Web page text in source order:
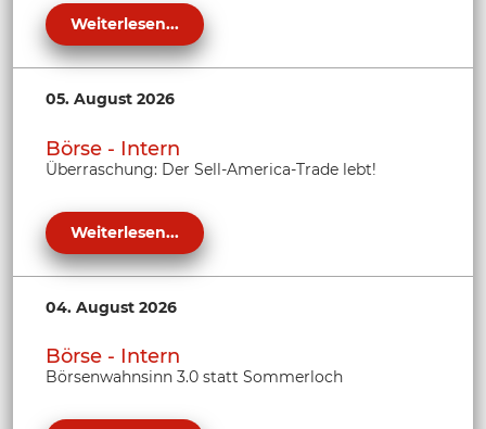
Weiterlesen...
05. August 2026
Börse - Intern
Überraschung: Der Sell-America-Trade lebt!
Weiterlesen...
04. August 2026
Börse - Intern
Börsenwahnsinn 3.0 statt Sommerloch